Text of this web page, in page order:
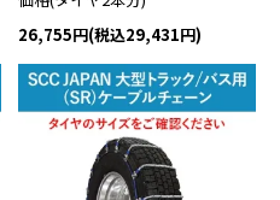
26,755円(税込29,431円)